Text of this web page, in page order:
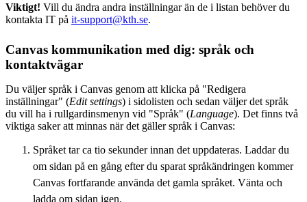
Viktigt! Vill du ändra andra inställningar än de i listan behöver du
kontakta IT på it-support@kth.se.
Canvas kommunikation med dig: språk och
kontaktvägar
Du väljer språk i Canvas genom att klicka på "Redigera
inställningar" (Edit settings) i sidolisten och sedan väljer det språk
du vill ha i rullgardinsmenyn vid "Språk" (Language). Det finns två
viktiga saker att minnas när det gäller språk i Canvas:
Språket tar ca tio sekunder innan det uppdateras. Laddar du
om sidan på en gång efter du sparat språkändringen kommer
Canvas fortfarande använda det gamla språket. Vänta och
ladda om sidan igen.